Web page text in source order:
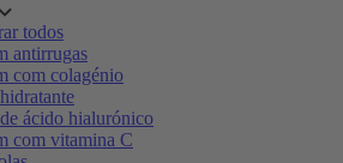
todos
antirrugas
com colagénio
ácido hialurónico
com vitamina C